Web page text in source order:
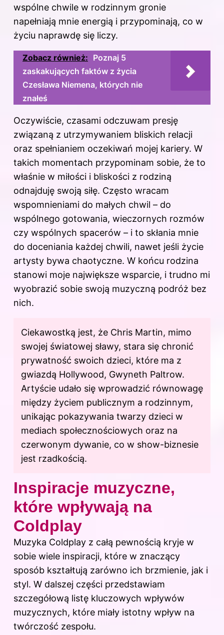
wspólne chwile w rodzinnym gronie
napełniają mnie energią i przypominają, co w
życiu naprawdę się liczy.
Zobacz również: Poznaj 5
zaskakujących faktów z życia
Czesława Niemena, których nie
znałeś
Oczywiście, czasami odczuwam presję
związaną z utrzymywaniem bliskich relacji
oraz spełnianiem oczekiwań mojej kariery. W
takich momentach przypominam sobie, że to
właśnie w miłości i bliskości z rodziną
odnajduję swoją siłę. Często wracam
wspomnieniami do małych chwil – do
wspólnego gotowania, wieczornych rozmów
czy wspólnych spacerów – i to skłania mnie
do doceniania każdej chwili, nawet jeśli życie
artysty bywa chaotyczne. W końcu rodzina
stanowi moje największe wsparcie, i trudno mi
wyobrazić sobie swoją muzyczną podróż bez
nich.
Ciekawostką jest, że Chris Martin, mimo
swojej światowej sławy, stara się chronić
prywatność swoich dzieci, które ma z
gwiazdą Hollywood, Gwyneth Paltrow.
Artyście udało się wprowadzić równowagę
między życiem publicznym a rodzinnym,
unikając pokazywania twarzy dzieci w
mediach społecznościowych oraz na
czerwonym dywanie, co w show-biznesie
jest rzadkością.
Inspiracje muzyczne,
które wpływają na
Coldplay
Muzyka Coldplay z całą pewnością kryje w
sobie wiele inspiracji, które w znaczący
sposób kształtują zarówno ich brzmienie, jak i
styl. W dalszej części przedstawiam
szczegółową listę kluczowych wpływów
muzycznych, które miały istotny wpływ na
twórczość zespołu.